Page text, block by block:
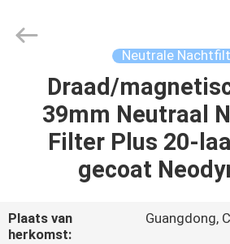
HUIS
PRODUCTEN
ONGEVEER
ONS
Shadow
Technology
Neutrale
Draad/
39mm Neutraal
Filter Plus 20-
gecoat
Plaats van
herkomst:
Guangdong,